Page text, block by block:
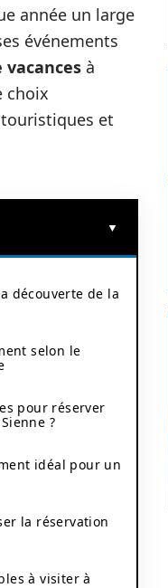
année un large
événements
à
choix
touristiques et
découverte de la
selon le
pour réserver
?
idéal pour un
la réservation
à visiter à